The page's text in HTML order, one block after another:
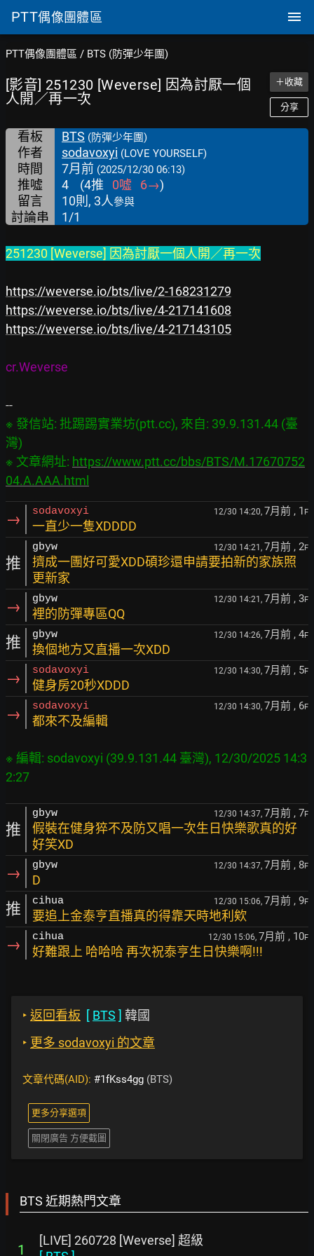
PTT偶像團體區
PTT偶像團體區 / BTS (防彈少年團)
[影音] 251230 [Weverse] 因為討厭一個
人開／再一次
＋收藏
分享
看板 BTS (防彈少年團)
作者 sodavoxyi (LOVE YOURSELF)
時間 7月前 (2025/12/30 06:13)
推噓 4 (4推 0噓 6→)
留言
10則, 3人參與
討論串 1/1
251230 [Weverse] 因為討厭一個人開／再一次
https://weverse.io/bts/live/2-168231279
https://weverse.io/bts/live/4-217141608
https://weverse.io/bts/live/4-217143105
cr.Weverse
※ 發信站: 批踢踢實業坊(ptt.cc), 來自: 39.9.131.44 (臺
灣)
※ 文章網址: https://www.ptt.cc/bbs/BTS/M.17670752
04.A.AAA.html
→ sodavoxyi 12/30 14:20, 7月前 , 1 F
一直少一隻XDDDD
推
gbyw 12/30 14:21, 7月前 , 2F
擠成一團好可愛XDD碩珍還申請要拍新的家族照
更新家
→ gbyw 12/30 14:21, 7月前 , 3F
裡的防彈專區QQ
推 gbyw 12/30 14:26, 7月前 , 4F
換個地方又直播一次XDD
→ sodavoxyi 12/30 14:30, 7月前 , 5F
健身房20秒XDDD
→ sodavoxyi 12/30 14:30, 7月前 , 6F
都來不及編輯
※ 編輯: sodavoxyi (39.9.131.44 臺灣), 12/30/2025 14:3
推
gbyw 12/30 14:37, 7月前 , 7F
假裝在健身猝不及防又唱一次生日快樂歌真的好
好笑XD
→ gbyw 12/30 14:37, 7月前 , 8F
D
推 cihua 12/30 15:06, 7月前 , 9F
要追上金泰亨直播真的得靠天時地利欸
→ cihua 12/30 15:06, 7月前 , 10F
好難跟上 哈哈哈 再次祝泰亨生日快樂啊!!!
‣ 返回看板 [ BTS ] 韓國
‣ 更多 sodavoxyi 的文章
文章代碼(AID): #1fKss4gg (BTS)
更多分享選項
關閉廣告 方便截圖
BTS 近期熱門文章
1
[LIVE] 260728 [Weverse] 超級